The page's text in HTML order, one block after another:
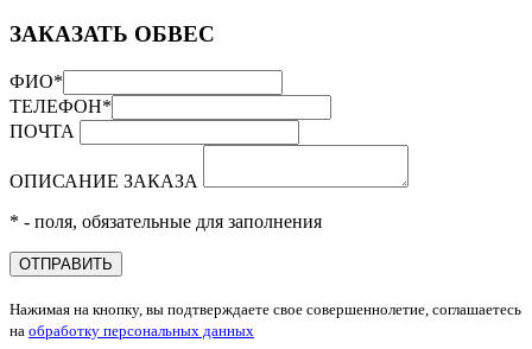
ЗАКАЗАТЬ ОБВЕС
ФИО*
ТЕЛЕФОН*
ПОЧТА
ОПИСАНИЕ ЗАКАЗА
* - поля, обязательные для заполнения
ОТПРАВИТЬ
Нажимая на кнопку, вы подтверждаете свое совершеннолетие, соглашаетесь
на обработку персональных данных